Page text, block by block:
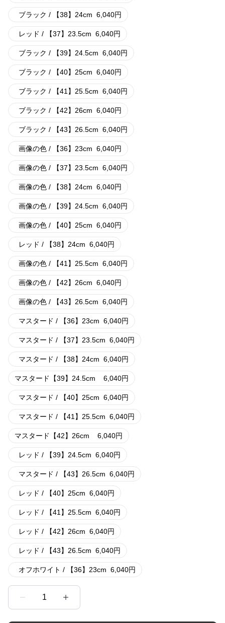
ブラック / 【38】24cm 6,040円
レッド / 【37】23.5cm 6,040円
ブラック / 【39】24.5cm 6,040円
ブラック / 【40】25cm 6,040円
ブラック / 【41】25.5cm 6,040円
ブラック / 【42】26cm 6,040円
ブラック / 【43】26.5cm 6,040円
画像の色 / 【36】23cm 6,040円
画像の色 / 【37】23.5cm 6,040円
画像の色 / 【38】24cm 6,040円
画像の色 / 【39】24.5cm 6,040円
画像の色 / 【40】25cm 6,040円
レッド / 【38】24cm 6,040円
画像の色 / 【41】25.5cm 6,040円
画像の色 / 【42】26cm 6,040円
画像の色 / 【43】26.5cm 6,040円
マスタード / 【36】23cm 6,040円
マスタード / 【37】23.5cm 6,040円
マスタード / 【38】24cm 6,040円
マスタード【39】24.5cm 6,040円
マスタード / 【40】25cm 6,040円
マスタード / 【41】25.5cm 6,040円
マスタード【42】26cm 6,040円
レッド / 【39】24.5cm 6,040円
マスタード / 【43】26.5cm 6,040円
レッド / 【40】25cm 6,040円
レッド / 【41】25.5cm 6,040円
レッド / 【42】26cm 6,040円
レッド / 【43】26.5cm 6,040円
オフホワイト / 【36】23cm 6,040円
1